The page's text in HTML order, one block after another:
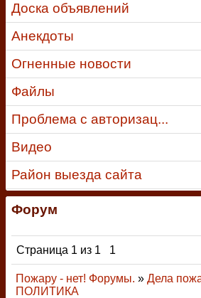
Доска объявлений
Анекдоты
Огненные новости
Файлы
Проблема с авторизац...
Видео
Район выезда сайта
Форум
Страница 1 из 1 1
Пожару - нет! Форумы. » Дела
ПОЛИТИКА